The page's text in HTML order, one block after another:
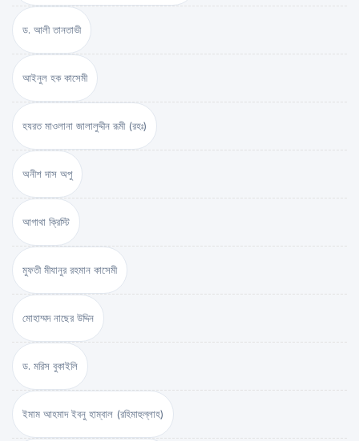
ড. আলী তানতাভী
আইনুল হক কাসেমী
হযরত মাওলানা জালালুদ্দীন রূমী (রহঃ)
অনীশ দাস অপু
আগাথা ক্রিস্টি
মুফতী মীযানুর রহমান কাসেমী
মোহাম্মদ নাছের উদ্দিন
ড. মরিস বুকাইলি
ইমাম আহমাদ ইবনু হাম্বাল (রহিমাহুল্লাহ)